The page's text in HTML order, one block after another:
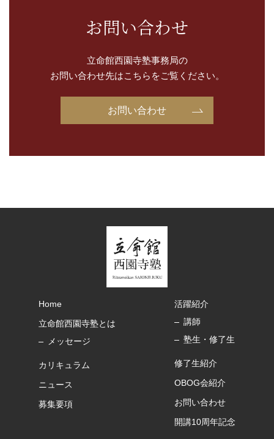
お問い合わせ
立命館西園寺塾事務局の
お問い合わせ先はこちらをご覧ください。
お問い合わせ
Home
立命館西園寺塾とは
メッセージ
カリキュラム
ニュース
募集要項
活躍紹介
講師
塾生・修了生
修了生紹介
OBOG会紹介
お問い合わせ
開講10周年記念